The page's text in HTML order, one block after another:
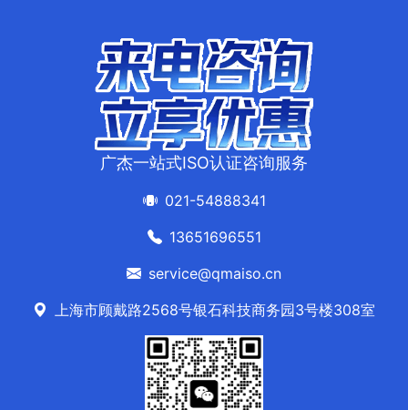
广杰一站式ISO认证咨询服务
021-54888341
13651696551
service@qmaiso.cn
上海市顾戴路2568号银石科技商务园3号楼308室